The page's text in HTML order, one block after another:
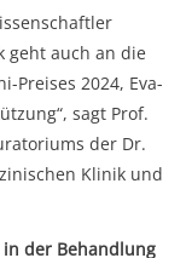
geht auch an die
Preises 2024, Eva-
sagt Prof.
der Dr.
Klinik und
in der Behandlung